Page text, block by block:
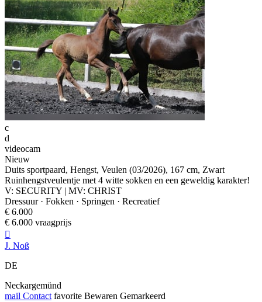
c
d
videocam
Nieuw
Duits sportpaard, Hengst, Veulen (03/2026), 167 cm, Zwart
Ruinhengstveulentje met 4 witte sokken en een geweldig karakter!
V: SECURITY | MV: CHRIST
Dressuur · Fokken · Springen · Recreatief
€ 6.000
€ 6.000 vraagprijs

J. Noß
DE
Neckargemünd
mail Contact favorite Bewaren Gemarkeerd